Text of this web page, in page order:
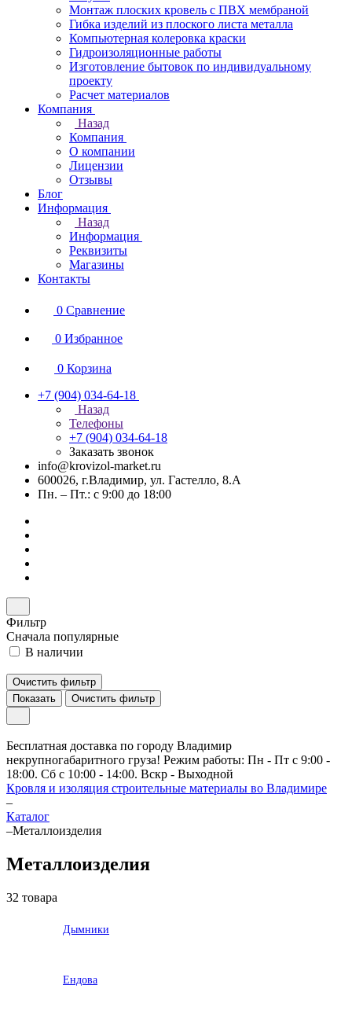
Монтаж плоских кровель с ПВХ мембраной
Гибка изделий из плоского листа металла
Компьютерная колеровка краски
Гидроизоляционные работы
Изготовление бытовок по индивидуальному
проекту
Расчет материалов
Компания
Назад
Компания
О компании
Лицензии
Отзывы
Блог
Информация
Назад
Информация
Реквизиты
Магазины
Контакты
0 Сравнение
0 Избранное
0 Корзина
+7 (904) 034-64-18
Назад
Телефоны
+7 (904) 034-64-18
Заказать звонок
info@krovizol-market.ru
600026, г.Владимир, ул. Гастелло, 8.А
Пн. – Пт.: с 9:00 до 18:00
Фильтр
Сначала популярные
В наличии
Очистить фильтр
Показать
Очистить фильтр
Бесплатная доставка по городу Владимир
некрупногабаритного груза! Режим работы: Пн - Пт с 9:00 -
18:00. Сб с 10:00 - 14:00. Вскр - Выходной
Кровля и изоляция строительные материалы во Владимире
–
Каталог
–Металлоизделия
Металлоизделия
32 товара
Дымники
Ендова